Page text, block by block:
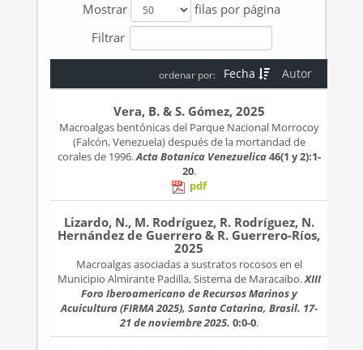
Mostrar
filas por página
Filtrar
Autor
Fecha
ordenar por:
Vera, B. & S. Gómez, 2025
Macroalgas bentónicas del Parque Nacional Morrocoy
(Falcón, Venezuela) después de la mortandad de
corales de 1996.Acta Botanica Venezuelica46(1 y 2):1-
20.
pdf
Lizardo, N., M. Rodríguez, R. Rodríguez, N.
Hernández de Guerrero & R. Guerrero-Ríos,
2025
Macroalgas asociadas a sustratos rocosos en el
Municipio Almirante Padilla, Sistema de Maracaibo.XIII
Foro Iberoamericano de Recursos Marinos y
Acuicultura (FIRMA 2025), Santa Catarina, Brasil. 17-
21 de noviembre 2025. 0:0-0.